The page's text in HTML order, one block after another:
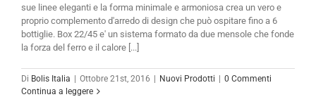
sue linee eleganti e la forma minimale e armoniosa crea un vero e
proprio complemento d'arredo di design che può ospitare fino a 6
bottiglie. Box 22/45 e' un sistema formato da due mensole che fonde
la forza del ferro e il calore [...]
Di Bolis Italia | Ottobre 21st, 2016 | Nuovi Prodotti | 0 Commenti
Continua a leggere